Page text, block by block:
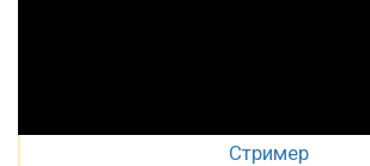
Стример